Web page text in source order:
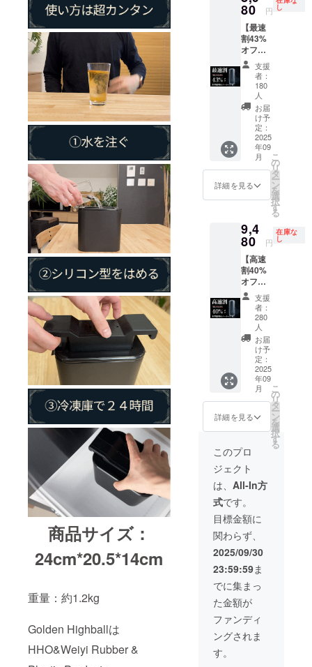
商品サイズ：
24cm*20.5*14cm
重量：約1.2kg
Golden Highballは
HHO&Weiyi Rubber &
80 円 し
【最速
割43%
オフ】
柱状氷
メー
カー1
台。一
般販売
予定価
15,754
円。1台
で8本の
氷を作
れま
支援
者：
180
人
お届
け予
定：
2025
年09
月
詳細を見る
こ
の
リ
タ
ー
ン
を
選
択
す
る
9,4
80 円
在庫な
し
【高速
割40%
オフ】
柱状氷
メー
カー1
台。一
般販売
予定価
15,754
円。1台
で8本の
氷を作
れま
支援
者：
280
人
お届
け予
定：
2025
年09
月
詳細を見る
こ
の
リ
タ
ー
ン
を
選
択
す
る
このプロ
ジェクト
は、 All-In方
式です。
目標金額に
関わらず、
2025/09/30
23:59:59ま
でに集まっ
た金額が
ファンディ
ングされま
す。